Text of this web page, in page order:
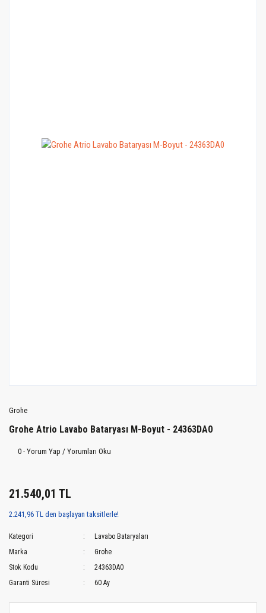
Grohe
Grohe Atrio Lavabo Bataryası M-Boyut - 24363DA0
0 - Yorum Yap / Yorumları Oku
21.540,01 TL
2.241,96 TL den başlayan taksitlerle!
Kategori
Lavabo Bataryaları
Marka
Grohe
Stok Kodu
24363DA0
Garanti Süresi
60 Ay